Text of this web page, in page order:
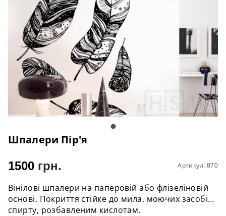
Шпалери Пір'я
Артикул: 870
1500 грн.
Вінілові шпалери на паперовій або флізеліновій
основі. Покриття стійке до мила, моючих засобів,
спирту, розбавленим кислотам.